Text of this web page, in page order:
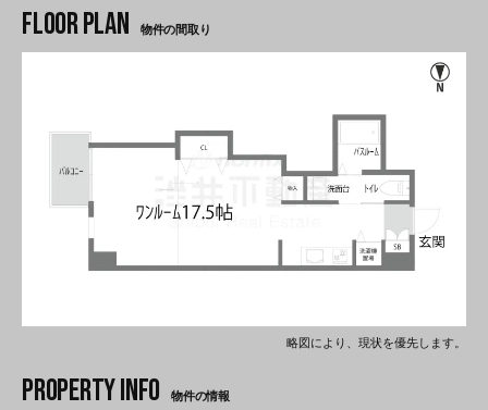
物件の間取り
略図により、現状を優先します。
物件の情報